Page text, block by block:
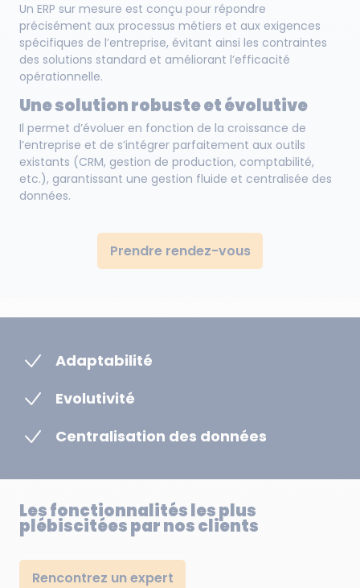
Un ERP sur mesure est conçu pour répondre
précisément aux processus métiers et aux exigences
spécifiques de l’entreprise, évitant ainsi les contraintes
des solutions standard et améliorant l’efficacité
opérationnelle.
Une solution robuste et évolutive
Il permet d’évoluer en fonction de la croissance de
l’entreprise et de s’intégrer parfaitement aux outils
existants (CRM, gestion de production, comptabilité,
etc.), garantissant une gestion fluide et centralisée des
données.
Prendre rendez-vous
Adaptabilité
Evolutivité
Centralisation des données
Les fonctionnalités les plus
plébiscitées par nos clients
Rencontrez un expert